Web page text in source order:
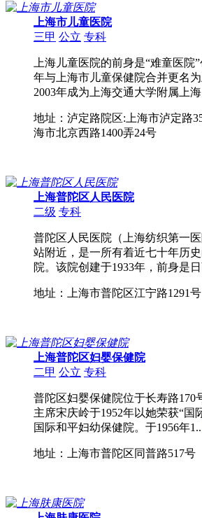
上海市儿童医院
三甲 公立 专科
上海儿童医院的前身是“难童医院
年与上海市儿童保健院合并更名为
2003年成为上海交通大学附属上
地址：泸定路院区:上海市泸定路
海市北京西路1400弄24号
上海普陀区人民医院
二级 专科
普陀区人民医院（上海纺织第一
站附近，是一所有着近七十年历
院。该院创建于1933年，前身是
地址：上海市普陀区江宁路1291号
上海普陀区妇婴保健院
二甲 公立 专科
普陀区妇婴保健院位于长寿路170
主席宋庆岭于1952年以她荣获“国
国际和平妇幼保健院。于1956年
地址：上海市普陀区同普路517号